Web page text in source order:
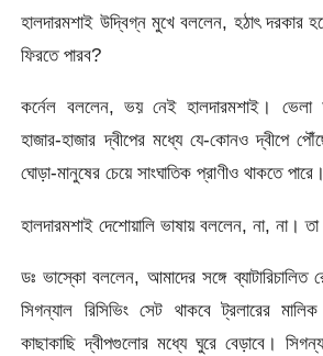
হালদারমশাই উদ্বিগ্ন মুখে বললেন, হঠাৎ দরকার
ফিরতে পারব?
কর্নেল বললেন, ভয় নেই হালদারমশাই।
হাজার-হাজার দ্বীপের মধ্যে যে-কোনও দ্বীপে
ঘোড়া-মানুষের চেয়ে সাংঘাতিক প্রাণীও থাকতে পারে।
হালদারমশাই দেশোয়ালি ভাষায় বললেন, না, না।
ডঃ ভাস্কো বললেন, আমাদের সঙ্গে ব্যাটারিচালিত
সিগন্যাল রিসিভিং সেট থাকবে ট্রলারের
কাছাকাছি দ্বীপগুলোর মধ্যে ঘুরে বেড়াবে।